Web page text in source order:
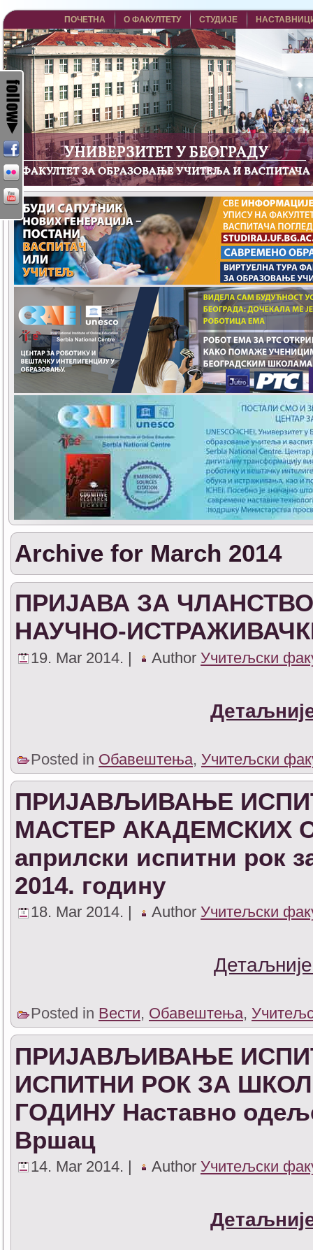
ПОЧЕТНА О ФАКУЛТЕТУ СТУДИЈЕ
Archive for March 2014
ПРИЈАВА ЗА
НАУЧНО-
19. Mar 2014. | Author Учитељски
Posted in Обавештења, Учитељски
ПРИЈАВЉИВАЊЕ
МАСТЕР АКАДЕМСКИХ
априлски испитни рок
2014. годину
18. Mar 2014. | Author Учитељски
Posted in Вести, Обавештења,
ПРИЈАВЉИВАЊЕ
ИСПИТНИ РОК ЗА
ГОДИНУ Наставно
Вршац
14. Mar 2014. | Author Учитељски